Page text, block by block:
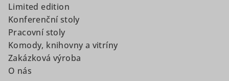
Limited edition
Konferenční stoly
Pracovní stoly
Komody, knihovny a vitríny
Zakázková výroba
O nás